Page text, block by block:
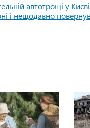
автотрощі у
і нещодавно